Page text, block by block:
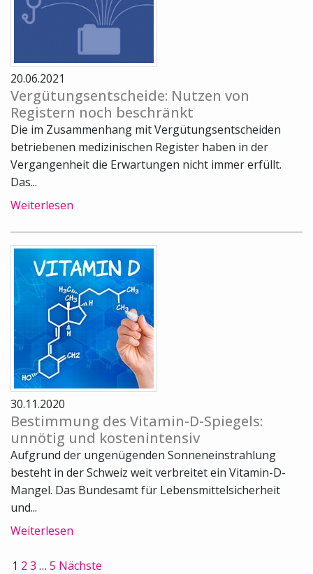
20.06.2021
Vergütungsentscheide: Nutzen von
Registern noch beschränkt
Die im Zusammenhang mit Vergütungsentscheiden
betriebenen medizinischen Register haben in der
Vergangenheit die Erwartungen nicht immer erfüllt.
Das...
Weiterlesen
30.11.2020
Bestimmung des Vitamin-D-Spiegels:
unnötig und kostenintensiv
Aufgrund der ungenügenden Sonneneinstrahlung
besteht in der Schweiz weit verbreitet ein Vitamin-D-
Mangel. Das Bundesamt für Lebensmittelsicherheit
und...
Weiterlesen
1 2 3 … 5 Nächste